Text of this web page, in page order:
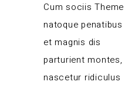
Cum sociis Theme
natoque penatibus
et magnis dis
parturient montes,
nascetur ridiculus